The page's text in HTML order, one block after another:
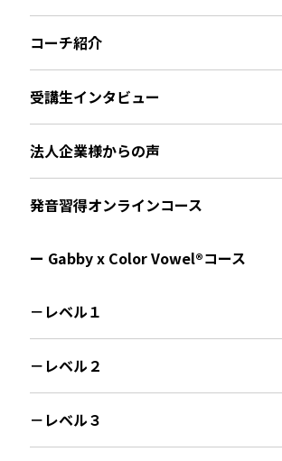
コーチ紹介
受講生インタビュー
法人企業様からの声
発音習得オンラインコース
ー Gabby x Color Vowel®︎コース
－レベル１
－レベル２
－レベル３